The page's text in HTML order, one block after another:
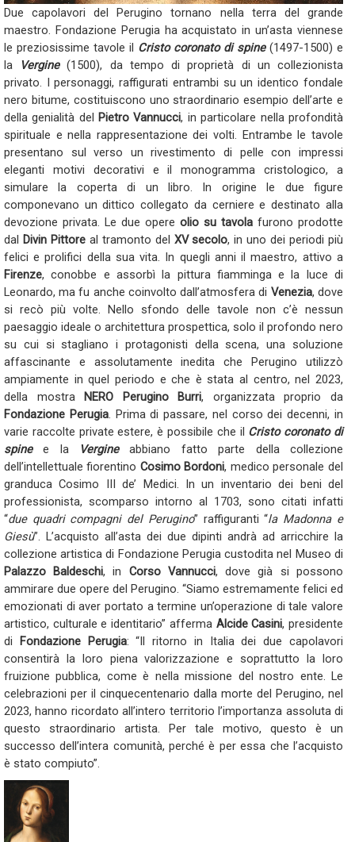
Due capolavori del Perugino tornano nella terra del grande
maestro. Fondazione Perugia ha acquistato in un’asta viennese
le preziosissime tavole il Cristo coronato di spine (1497-1500) e
la Vergine(1500), da tempo di proprietà di un collezionista
privato. I personaggi, raffigurati entrambi su un identico fondale
nero bitume, costituiscono uno straordinario esempio dell’arte e
della genialità del Pietro Vannucci, in particolare nella profondità
spirituale e nella rappresentazione dei volti. Entrambe le tavole
presentano sul verso un rivestimento di pelle con impressi
eleganti motivi decorativi e il monogramma cristologico, a
simulare la coperta di un libro. In origine le due figure
componevano un dittico collegato da cerniere e destinato alla
devozione privata. Le due opere olio su tavola furono prodotte
dal Divin Pittoreal tramonto del XV secolo, in uno dei periodi più
felici e prolifici della sua vita. In quegli anni il maestro, attivo a
Firenze, conobbe e assorbì la pittura fiamminga e la luce di
Leonardo, ma fu anche coinvolto dall’atmosfera di Venezia, dove
si recò più volte. Nello sfondo delle tavole non c’è nessun
paesaggio ideale o architettura prospettica, solo il profondo nero
su cui si stagliano i protagonisti della scena, una soluzione
affascinante e assolutamente inedita che Perugino utilizzò
ampiamente in quel periodo e che è stata al centro, nel 2023,
della mostra NERO Perugino Burri, organizzata proprio da
Fondazione Perugia. Prima di passare, nel corso dei decenni, in
varie raccolte private estere, è possibile che il Cristo coronato di
spinee la Vergineabbiano fatto parte della collezione
dell’intellettuale fiorentino Cosimo Bordoni, medico personale del
granduca Cosimo III de’ Medici. In un inventario dei beni del
professionista, scomparso intorno al 1703, sono citati infatti
“due quadri compagni del Perugino” raffiguranti “la Madonna e
Giesù”. L’acquisto all’asta dei due dipinti andrà ad arricchire la
collezione artistica di Fondazione Perugia custodita nel Museo di
Palazzo Baldeschi, in Corso Vannucci, dove già si possono
ammirare due opere del Perugino. “Siamo estremamente felici ed
emozionati di aver portato a termine un’operazione di tale valore
artistico, culturale e identitario” afferma Alcide Casini, presidente
di Fondazione Perugia: “Il ritorno in Italia dei due capolavori
consentirà la loro piena valorizzazione e soprattutto la loro
fruizione pubblica, come è nella missione del nostro ente. Le
celebrazioni per il cinquecentenario dalla morte del Perugino, nel
2023, hanno ricordato all’intero territorio l’importanza assoluta di
questo straordinario artista. Per tale motivo, questo è un
successo dell’intera comunità, perché è per essa che l’acquisto
è stato compiuto”.